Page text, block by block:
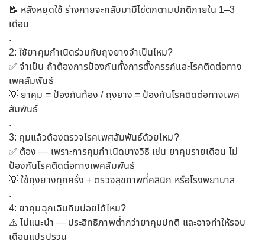
📝 หลังหยุดใช้ ร่างกายจะกลับมามีไข่ตกตามปกติภายใน 1–3
เดือน
.
2: ใช้ยาคุมกำเนิดร่วมกับถุงยางจำเป็นไหม?
✅ จำเป็น ถ้าต้องการป้องกันทั้งการตั้งครรภ์และโรคติดต่อทาง
เพศสัมพันธ์
💡 ยาคุม = ป้องกันท้อง / ถุงยาง = ป้องกันโรคติดต่อทางเพศ
สัมพันธ์
.
3: คุมแล้วต้องตรวจโรคเพศสัมพันธ์ด้วยไหม?
✅ ต้อง — เพราะการคุมกำเนิดบางวิธี เช่น ยาคุมรายเดือน ไม่
ป้องกันโรคติดต่อทางเพศสัมพันธ์
💡 ใช้ถุงยางทุกครั้ง + ตรวจสุขภาพที่คลินิก หรือโรงพยาบาล
.
4: ยาคุมฉุกเฉินกินบ่อยได้ไหม?
⚠️ ไม่แนะนำ — ประสิทธิภาพต่ำกว่ายาคุมปกติ และอาจทำให้รอบ
เดือนแปรปรวน